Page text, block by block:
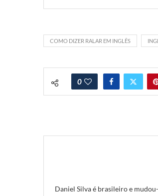
COMO DIZER RALAR EM INGLÊS
0
Daniel Silva é brasileiro e